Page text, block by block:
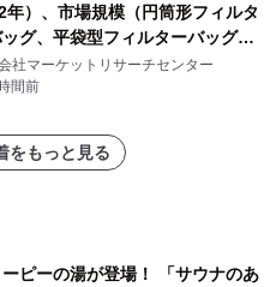
年）、市場規模（円筒形フィルタ
グ、平袋型フィルターバッグ、
ツフィルターバッグ、その
分析レポートを発表
社マーケットリサーチセンター
間前
をもっと見る
ーピーの湯が登場！ 「サウナのあ